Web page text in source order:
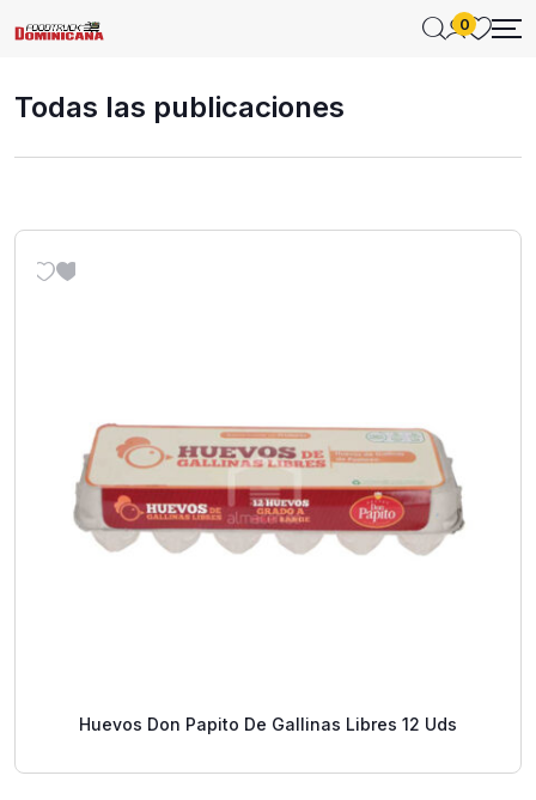
0
Todas las publicaciones
Huevos Don Papito De Gallinas Libres 12 Uds